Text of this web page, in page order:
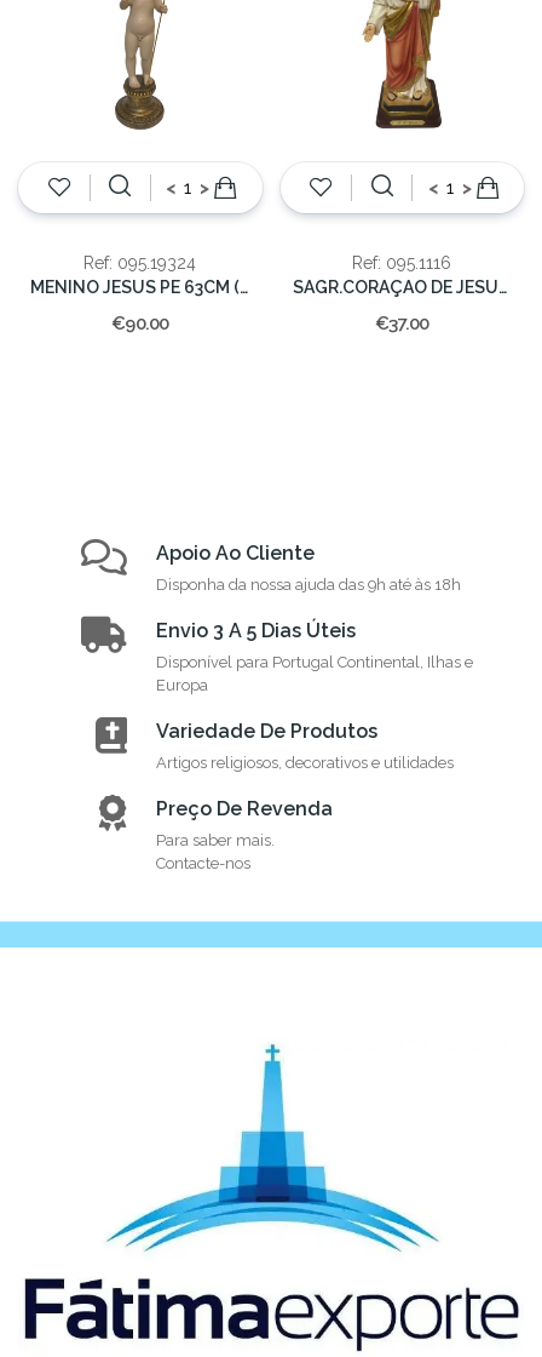
< >
Ref: 095.19324
MENINO JESUS PE 63CM (cx.2)
€90.00
< >
Ref: 095.1116
SAGR.CORAÇAO DE JESUS (4) 40cm.
€37.00
Apoio Ao Cliente
Disponha da nossa ajuda das 9h até às 18h
Envio 3 A 5 Dias Úteis
Disponível para Portugal Continental, Ilhas e
Europa
Variedade De Produtos
Artigos religiosos, decorativos e utilidades
Preço De Revenda
Para saber mais.
Contacte-nos